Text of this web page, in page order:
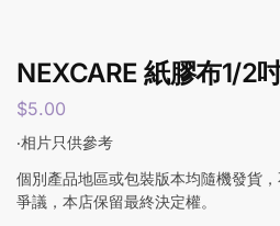
NEXCARE 紙膠布1/2
$5.00
‧相片只供參考
個別產品地區或包裝版本均隨機發貨
爭議，本店保留最終決定權。